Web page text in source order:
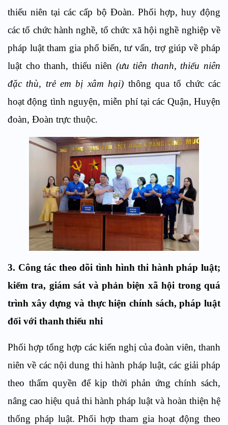
thiếu niên tại các cấp bộ Đoàn. Phối hợp, huy động
các tổ chức hành nghề, tổ chức xã hội nghề nghiệp về
pháp luật tham gia phổ biến, tư vấn, trợ giúp về pháp
luật cho thanh, thiếu niên (ưu tiên thanh, thiếu niên
đặc thù, trẻ em bị xâm hại) thông qua tổ chức các
hoạt động tình nguyện, miễn phí tại các Quận, Huyện
đoàn, Đoàn trực thuộc.
3. Công tác theo dõi tình hình thi hành pháp luật;
kiểm tra, giám sát và phản biện xã hội trong quá
trình xây dựng và thực hiện chính sách, pháp luật
đối với thanhthiếu nhi
Phối hợp tổng hợp các kiến nghị của đoàn viên, thanh
niênvề các nội dung thi hành pháp luật, các giải pháp
theo thẩm quyền để kịp thời phản ứng chính sách,
nâng cao hiệu quả thi hành pháp luật và hoàn thiện hệ
thống pháp luật. Phối hợp tham gia hoạt động theo